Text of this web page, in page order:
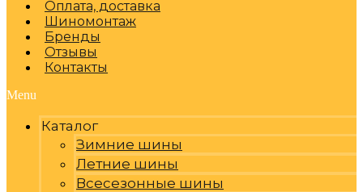
Оплата, доставка
Шиномонтаж
Бренды
Отзывы
Контакты
Menu
Каталог
Зимние шины
Летние шины
Всесезонные шины